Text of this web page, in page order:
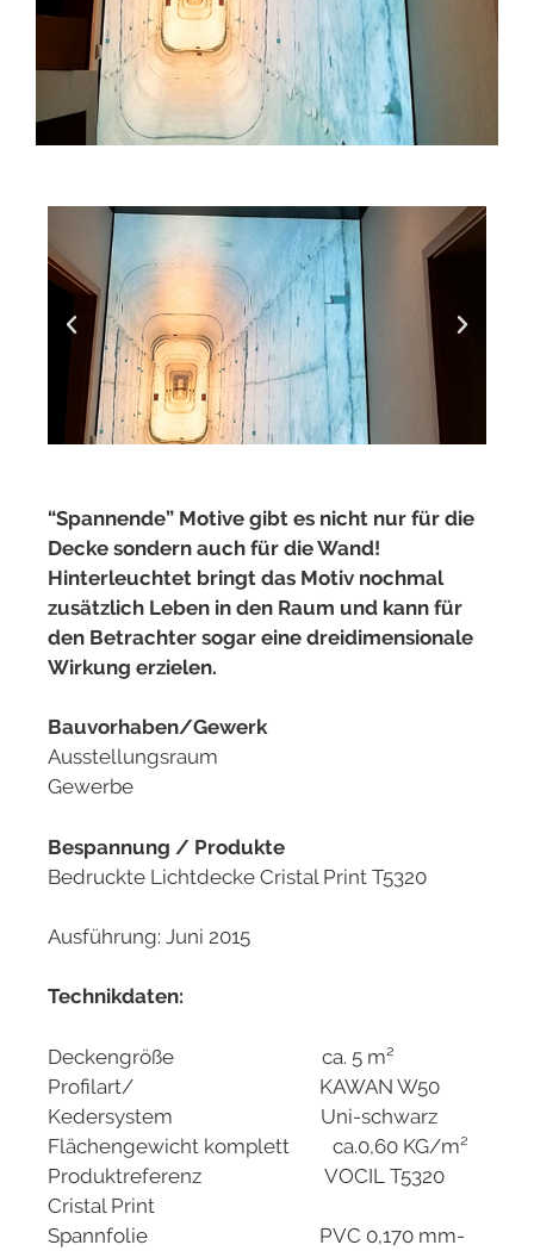
“Spannende” Motive gibt es nicht nur für die
Decke sondern auch für die Wand!
Hinterleuchtet bringt das Motiv nochmal
zusätzlich Leben in den Raum und kann für
den Betrachter sogar eine dreidimensionale
Wirkung erzielen.
Bauvorhaben/Gewerk
Ausstellungsraum
Gewerbe
Bespannung / Produkte
Bedruckte Lichtdecke Cristal Print T5320
Ausführung: Juni 2015
Technikdaten:
Deckengröße ca. 5 m²
Profilart/ KAWAN W50
Kedersystem Uni-schwarz
Flächengewicht komplett ca.0,60 KG/m²
Produktreferenz VOCIL T5320
Cristal Print
Spannfolie PVC 0,170 mm-